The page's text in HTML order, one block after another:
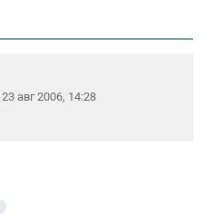
23 авг 2006, 14:28